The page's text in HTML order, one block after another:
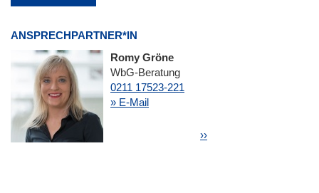
ANSPRECHPARTNER*IN
Romy Gröne
WbG-Beratung
0211 17523-221
» E-Mail
SeitennummerierungNächste Seite
››